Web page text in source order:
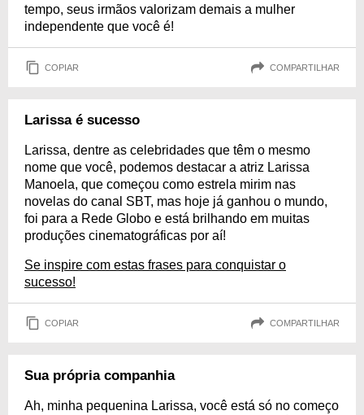
tempo, seus irmãos valorizam demais a mulher
independente que você é!
COPIAR COMPARTILHAR
Larissa é sucesso
Larissa, dentre as celebridades que têm o mesmo
nome que você, podemos destacar a atriz Larissa
Manoela, que começou como estrela mirim nas
novelas do canal SBT, mas hoje já ganhou o mundo,
foi para a Rede Globo e está brilhando em muitas
produções cinematográficas por aí!
Se inspire com estas frases para conquistar o
sucesso!
COPIAR COMPARTILHAR
Sua própria companhia
Ah, minha pequenina Larissa, você está só no começo